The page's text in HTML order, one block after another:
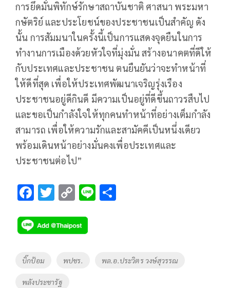
การยึดมั่นพิทักษ์รักษาสถาบันชาติ ศาสนา พระมหา
กษัตริย์ และประโยชน์ของประชาชนเป็นสำคัญ ดัง
นั้น การสัมมนาในครั้งนี้เป็นการแสดงจุดยืนในการ
ทำงานการเมืองด้วยหัวใจที่มุ่งมั่น สร้างอนาคตที่ดีให้
กับประเทศและประชาชน ตนยืนยันว่าจะทำหน้าที่
ให้ดีที่สุด เพื่อให้ประเทศพัฒนาเจริญรุ่งเรือง
ประชาชนอยู่ดีกินดี มีความเป็นอยู่ที่ดีขึ้นถาวรสืบไป
และขอเป็นกำลังใจให้ทุกคนทำหน้าที่อย่างเต็มกำลัง
สามารถ เพื่อให้ความรักและสามัคคีเป็นหนึ่งเดียว
พร้อมเดินหน้าอย่างมั่นคงเพื่อประเทศและ
ประชาชนต่อไป”
F
e
b
o
o
T
tt
er
C
p
y
Li
Li
Tags
บิ๊กป้อม พปชร. พล.อ.ประวิตร วงษ์สุวรรณ
พลังประชารัฐ